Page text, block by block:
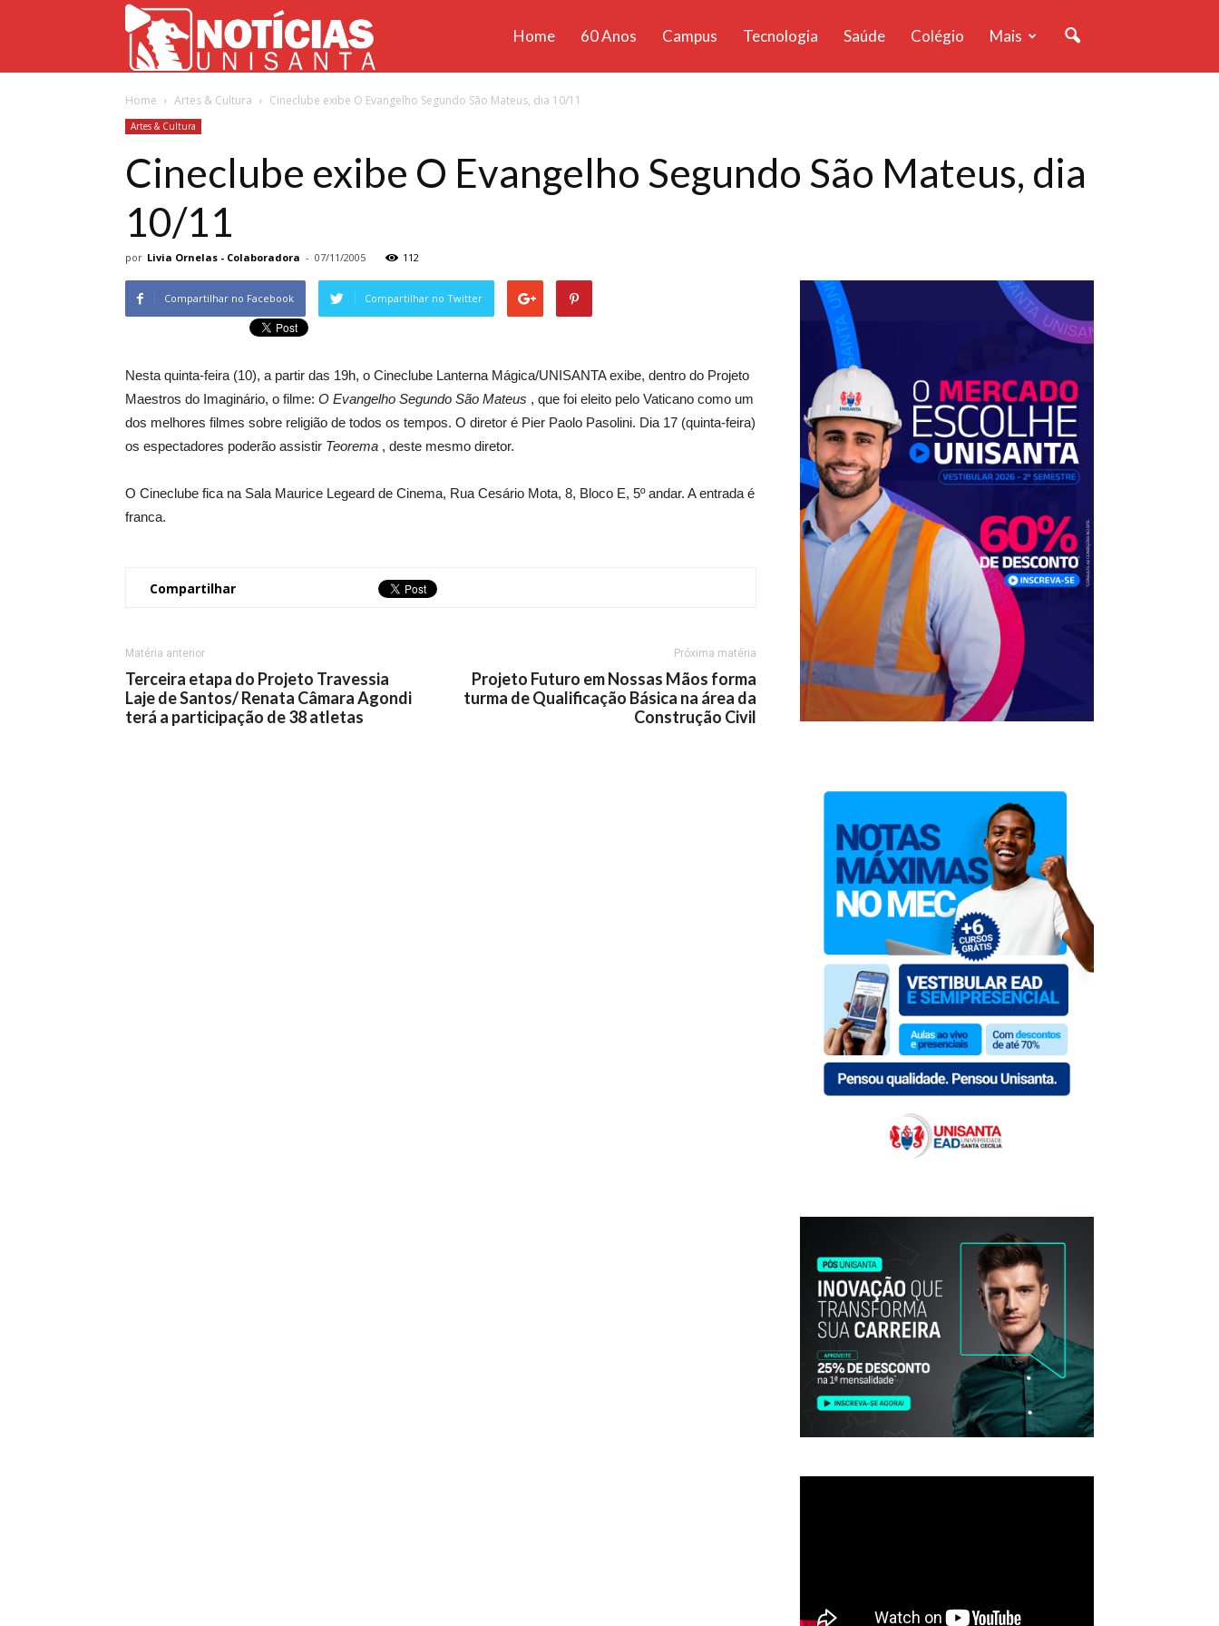
Unisanta
Home 60 Anos Campus Tecnologia Saúde Colégio Mais
Home Artes & Cultura Cineclube exibe O Evangelho Segundo São Mateus, dia 10/11
Artes & Cultura
Cineclube exibe O Evangelho Segundo São Mateus, dia
10/11
por Livia Ornelas - Colaboradora - 07/11/2005 112
Compartilhar no Facebook Compartilhar no Twitter
Nesta quinta-feira (10), a partir das 19h, o Cineclube Lanterna Mágica/UNISANTA exibe, dentro do Projeto
Maestros do Imaginário, o filme: O Evangelho Segundo São Mateus , que foi eleito pelo Vaticano como um
dos melhores filmes sobre religião de todos os tempos. O diretor é Pier Paolo Pasolini. Dia 17 (quinta-feira)
os espectadores poderão assistir Teorema , deste mesmo diretor.
O Cineclube fica na Sala Maurice Legeard de Cinema, Rua Cesário Mota, 8, Bloco E, 5º andar. A entrada é
franca.
Compartilhar
Matéria anterior
Terceira etapa do Projeto Travessia
Laje de Santos/ Renata Câmara Agondi
terá a participação de 38 atletas
Próxima matéria
Projeto Futuro em Nossas Mãos forma
turma de Qualificação Básica na área da
Construção Civil